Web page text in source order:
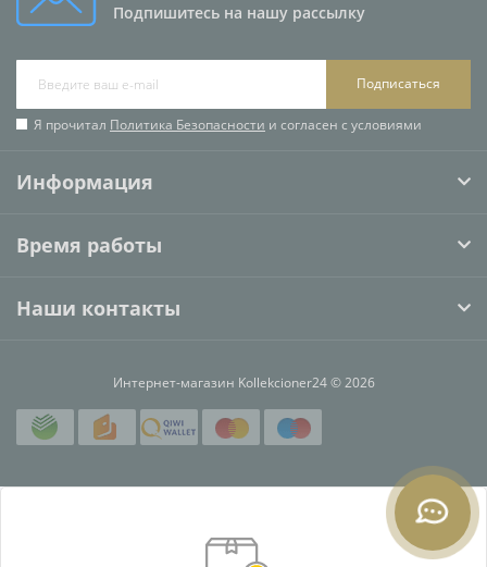
Подпишитесь на нашу рассылку
Подписаться
Я прочитал Политика Безопасности и согласен с условиями
Информация
Время работы
Наши контакты
Интернет-магазин Kollekcioner24 © 2026